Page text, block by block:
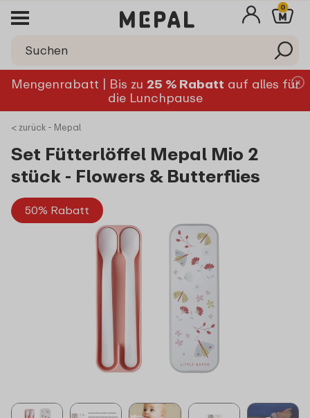
0
Mengenrabatt | Bis zu 25 % Rabatt auf alles für
die Lunchpause
< zurück - Mepal
Set Fütterlöffel Mepal Mio 2
stück - Flowers & Butterflies
50% Rabatt